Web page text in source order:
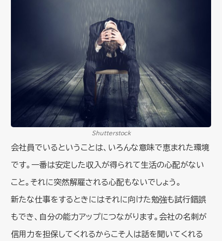
Shutterstock
会社員でいるということは、いろんな意味で恵まれた環境
です。一番は安定した収入が得られて生活の心配がない
こと。それに突然解雇される心配もないでしょう。
新たな仕事をするときにはそれに向けた勉強も試行錯誤
もでき、自分の能力アップにつながります。会社の名刺が
信用力を担保してくれるからこそ人は話を聞いてくれる